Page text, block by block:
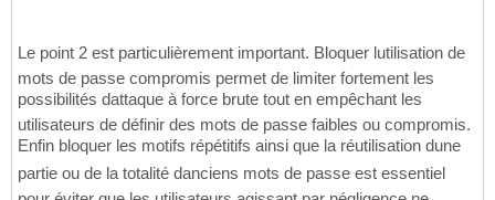
Le point 2 est particulièrement important. Bloquer lutilisation de
mots de passe compromis permet de limiter fortement les
possibilités dattaque à force brute tout en empêchant les
utilisateurs de définir des mots de passe faibles ou compromis.
Enfin bloquer les motifs répétitifs ainsi que la réutilisation dune
partie ou de la totalité danciens mots de passe est essentiel